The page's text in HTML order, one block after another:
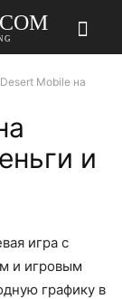
Mobile на
и
игра с
и игровым
графику в